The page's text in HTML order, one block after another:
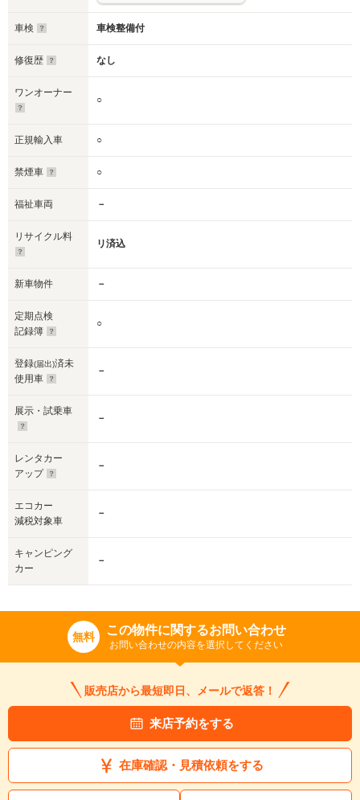
車検 車検整備付
修復歴 なし
ワンオーナー
○
正規輸入車 ○
禁煙車 ○
福祉車両 －
リサイクル料
リ済込
新車物件 －
定期点検
記録簿
○
登録(届出)済未
使用車
－
展示・試乗車
－
レンタカー
アップ
－
エコカー
減税対象車
－
キャンピング
カー
－
無料 この物件に関するお問い合わせ
お問い合わせの内容を選択してください
販売店から最短即日、メールで返答！
来店予約をする
在庫確認・見積依頼をする